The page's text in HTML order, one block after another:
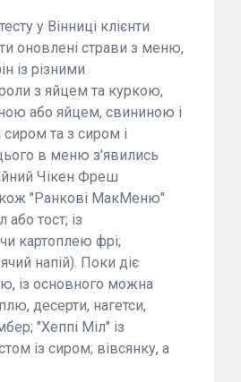
у Вінниці клієнти
оновлені страви з меню,
із різними
з яйцем та куркою,
або яйцем, свининою і
сиром та з сиром і
в меню з'явились
Чікен Фреш
"Ранкові МакМеню"
тост; із
картоплею фрі;
напій). Поки діє
із основного можна
десерти, нагетси,
"Хеппі Міл" із
із сиром; вівсянку, а